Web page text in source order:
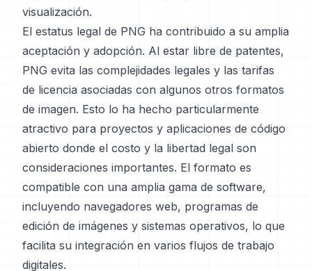
visualización.
El estatus legal de PNG ha contribuido a su amplia
aceptación y adopción. Al estar libre de patentes,
PNG evita las complejidades legales y las tarifas
de licencia asociadas con algunos otros formatos
de imagen. Esto lo ha hecho particularmente
atractivo para proyectos y aplicaciones de código
abierto donde el costo y la libertad legal son
consideraciones importantes. El formato es
compatible con una amplia gama de software,
incluyendo navegadores web, programas de
edición de imágenes y sistemas operativos, lo que
facilita su integración en varios flujos de trabajo
digitales.